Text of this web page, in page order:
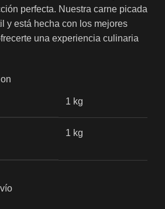
perfecta. Nuestra carne picada
y está hecha con los mejores
una experiencia culinaria
1 kg
1 kg